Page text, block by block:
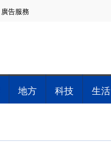
廣告服務
地方 科技 生活